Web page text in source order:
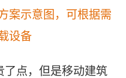
案示意图，可根据需
设备
了点，但是移动建筑